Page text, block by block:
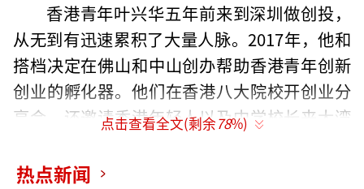
香港青年叶兴华五年前来到深圳做创投，
从无到有迅速累积了大量人脉。2017年，他和
搭档决定在佛山和中山创办帮助香港青年创新
创业的孵化器。他们在香港八大院校开创业分
享会，还邀请香港年轻人以及中学校长来大湾
点击查看全文(剩余78%)
热点新闻